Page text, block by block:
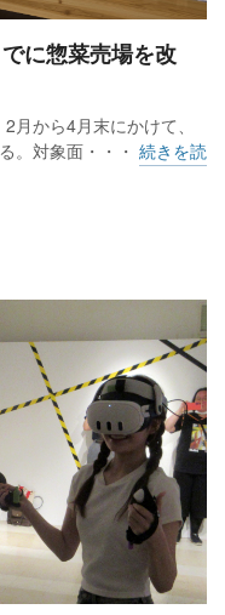
に惣菜売場を改
月から4月末にかけて、
。対象面・・・ 続きを読